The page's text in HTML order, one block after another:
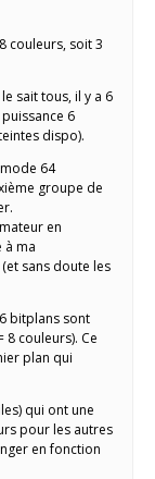
couleurs, soit 3
sait tous, il y a 6
6
dispo).
64
groupe de
en
à ma
sans doute les
bitplans sont
8 couleurs). Ce
plan qui
qui ont une
pour les autres
en fonction